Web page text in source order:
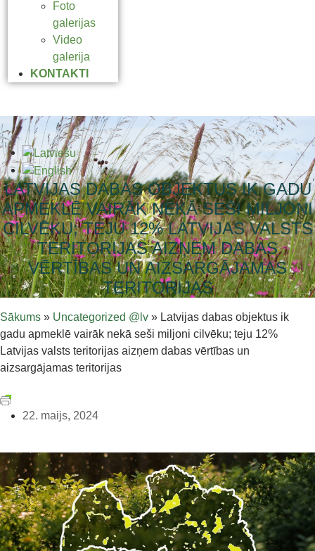
Foto
galerijas
Video
galerija
KONTAKTI
LATVIJAS DABAS OBJEKTUS IK GADU
APMEKLĒ VAIRĀK NEKĀ SEŠI MILJONI
CILVĒKU; TEJU 12% LATVIJAS VALSTS
TERITORIJAS AIZŅEM DABAS
VĒRTĪBAS UN AIZSARGĀJAMAS
TERITORIJAS
Sākums » Uncategorized @lv » Latvijas dabas objektus ik
gadu apmeklē vairāk nekā seši miljoni cilvēku; teju 12%
Latvijas valsts teritorijas aizņem dabas vērtības un
aizsargājamas teritorijas
22. maijs, 2024